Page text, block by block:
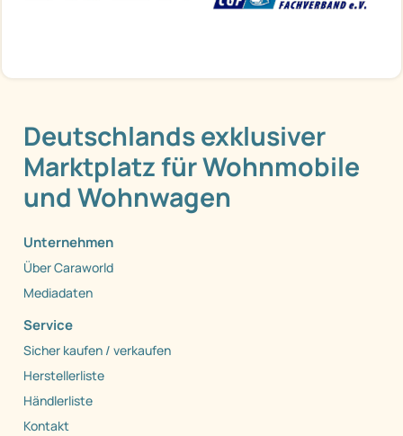
Deutschlands exklusiver
Marktplatz für Wohnmobile
und Wohnwagen
Unternehmen
Über Caraworld
Mediadaten
Service
Sicher kaufen / verkaufen
Herstellerliste
Händlerliste
Kontakt